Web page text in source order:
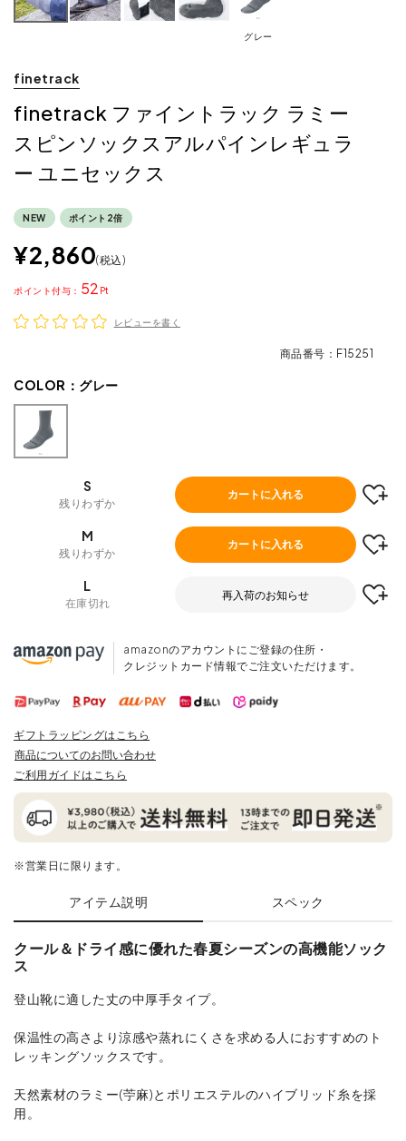
グレー
finetrack
finetrack ファイントラック ラミー
スピンソックスアルパインレギュラ
ー ユニセックス
NEW ポイント2倍
¥2,860 税込
52
ポイント
レビューを書く
商品番号 F15251
COLOR： グレー
S
残りわずか
カートに入れる
M
残りわずか
カートに入れる
L
在庫切れ
再入荷のお知らせ
amazonのアカウントにご登録の住所・
クレジットカード情報でご注文いただけます。
ギフトラッピングはこちら
商品についてのお問い合わせ
ご利用ガイドはこちら
※営業日に限ります。
アイテム説明 スペック
クール＆ドライ感に優れた春夏シーズンの高機能ソック
ス
登山靴に適した丈の中厚手タイプ。
保温性の高さより涼感や蒸れにくさを求める人におすすめのト
レッキングソックスです。
天然素材のラミー(苧麻)とポリエステルのハイブリッド糸を採
用。